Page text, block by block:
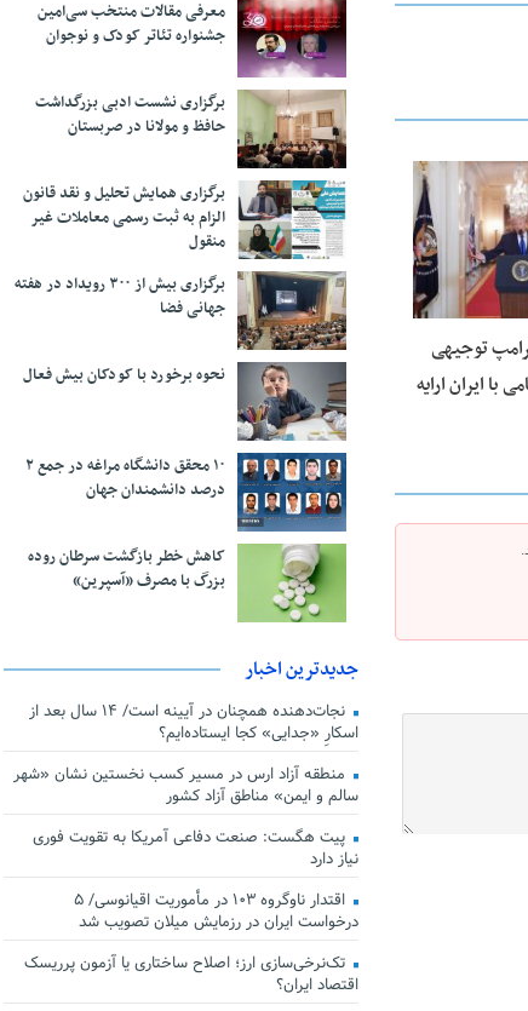
توجیهی
با ایران ارایه
معرفی مقالات منتخب سی‌امین
جشنواره تئاتر کودک و نوجوان
برگزاری نشست ادبی بزرگداشت
حافظ و مولانا در صربستان
برگزاری همایش تحلیل و نقد قانون
الزام به ثبت رسمی معاملات غیر
منقول
برگزاری بیش از ۳۰۰ رویداد در هفته
جهانی فضا
نحوه برخورد با کودکان بیش فعال
۱۰ محقق دانشگاه مراغه در جمع ۲
درصد دانشمندان جهان
کاهش خطر بازگشت سرطان روده
بزرگ با مصرف «آسپرین»
جدیدترین اخبار
نجات‌دهنده‌ همچنان در آیینه است/ ۱۴ سال بعد از
اسکارِ «جدایی» کجا ایستاده‌ایم؟
منطقه آزاد ارس در مسیر کسب نخستین نشان «شهر
سالم و ایمن» مناطق آزاد کشور
پیت هگست: صنعت دفاعی آمریکا به تقویت فوری
نیاز دارد
اقتدار ناوگروه ۱۰۳ در مأموریت‌ اقیانوسی/ ۵
درخواست ایران در رزمایش میلان تصویب شد
تک‌نرخی‌سازی ارز؛ اصلاح ساختاری یا آزمون پرریسک
اقتصاد ایران؟